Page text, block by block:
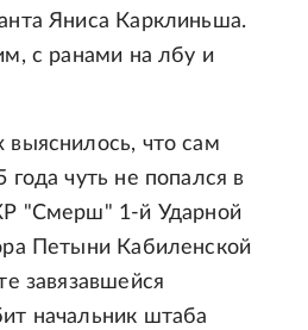
Яниса Карклиньша.
с ранами на лбу и
что сам
чуть не попался в
"Смерш" 1-й Ударной
Петыни Кабиленской
завязавшейся
начальник штаба